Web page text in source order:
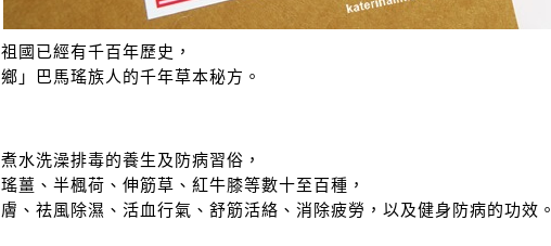
國已經有千百年歷史，
」巴馬瑤族人的千年草本秘方。
水洗澡排毒的養生及防病習俗，
薑、半楓荷、伸筋草、紅牛膝等數十至百種，
、祛風除濕、活血行氣、舒筋活絡、消除疲勞，以及健身防病的功效。